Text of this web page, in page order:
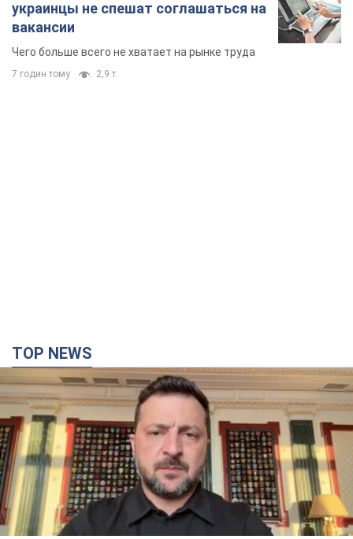
украинцы не спешат соглашаться на
вакансии
Чего больше всего не хватает на рынке труда
7 годин тому 2,9 т.
TOP NEWS